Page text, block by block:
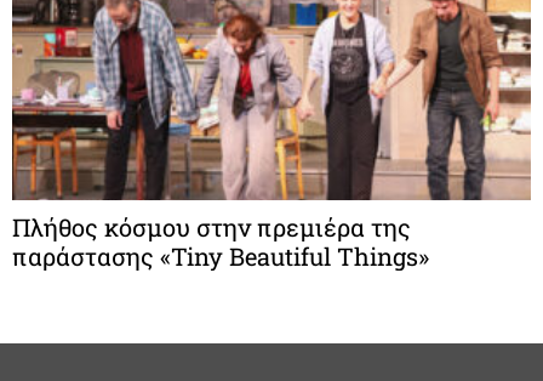
Πλήθος κόσμου στην πρεμιέρα της
παράστασης «Tiny Beautiful Things»